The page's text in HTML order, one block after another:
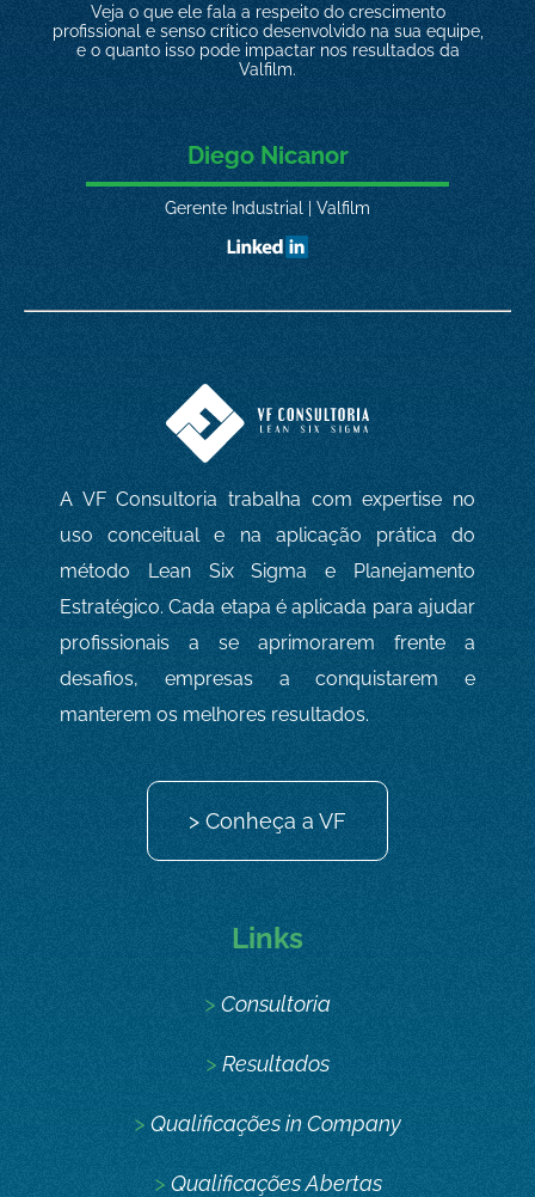
Veja o que ele fala a respeito do crescimento
profissional e senso crítico desenvolvido na sua equipe,
e o quanto isso pode impactar nos resultados da
Valfilm.
Diego Nicanor
Gerente Industrial | Valfilm
A VF Consultoria trabalha com expertise no
uso conceitual e na aplicação prática do
método Lean Six Sigma e Planejamento
Estratégico. Cada etapa é aplicada para ajudar
profissionais a se aprimorarem frente a
desafios, empresas a conquistarem e
manterem os melhores resultados.
> Conheça a VF
Links
> Consultoria
> Resultados
> Qualificações in Company
> Qualificações Abertas